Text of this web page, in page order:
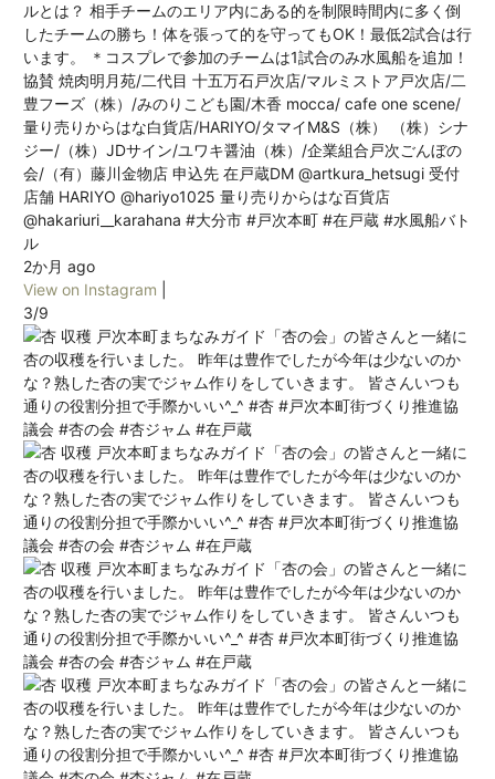
ルとは？ 相手チームのエリア内にある的を制限時間内に多く倒
したチームの勝ち！体を張って的を守ってもOK！最低2試合は行
います。 ＊コスプレで参加のチームは1試合のみ水風船を追加！
協賛 焼肉明月苑/二代目 十五万石戸次店/マルミストア戸次店/二
豊フーズ（株）/みのりこども園/木香 mocca/ cafe one scene/
量り売りからはな白貨店/HARIYO/タマイM&S（株） （株）シナ
ジー/（株）JDサイン/ユワキ醤油（株）/企業組合戸次ごんぼの
会/（有）藤川金物店 申込先 在戸蔵DM @artkura_hetsugi 受付
店舗 HARIYO @hariyo1025 量り売りからはな百貨店
@hakariuri__karahana #大分市 #戸次本町 #在戸蔵 #水風船バト
ル
2か月 ago
View on Instagram
3/9